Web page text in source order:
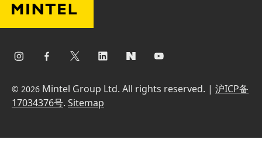
© 2026 Mintel Group Ltd. All rights reserved. | 沪ICP备
17034376号. Sitemap